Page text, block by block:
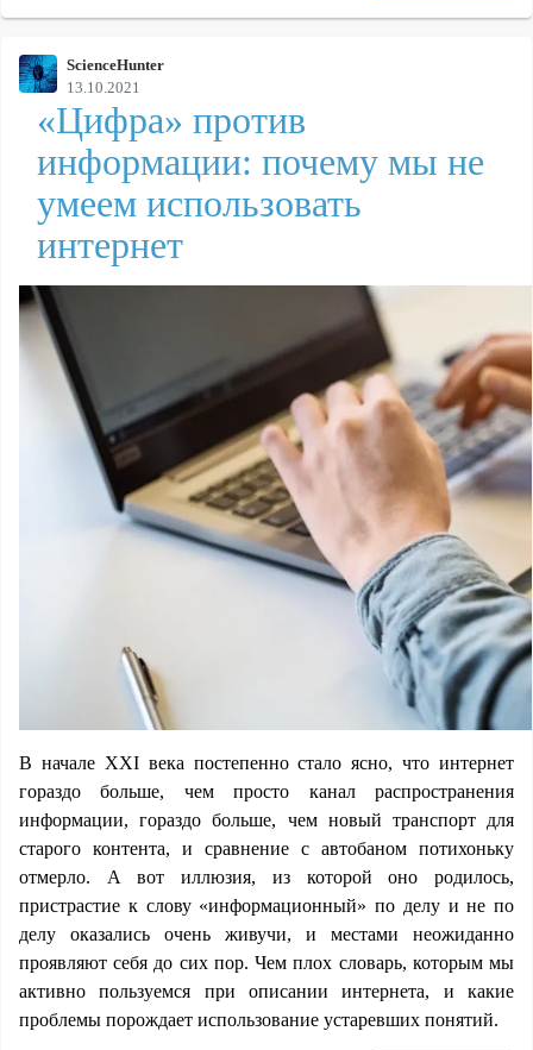
ScienceHunter
13.10.2021
«Цифра» против
информации: почему мы не
умеем использовать
интернет
В начале XXI века постепенно стало ясно, что интернет
гораздо больше, чем просто канал распространения
информации, гораздо больше, чем новый транспорт для
старого контента, и сравнение с автобаном потихоньку
отмерло. А вот иллюзия, из которой оно родилось,
пристрастие к слову «информационный» по делу и не по
делу оказались очень живучи, и местами неожиданно
проявляют себя до сих пор. Чем плох словарь, которым мы
активно пользуемся при описании интернета, и какие
проблемы порождает использование устаревших понятий.